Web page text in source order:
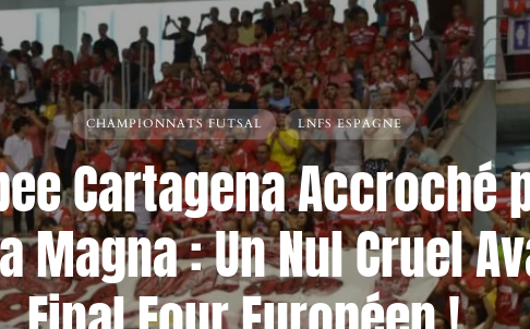
CHAMPIONNATS FUTSAL LNFS ESPAGNE
Cartagena Accroché
Magna : Un Nul Cruel